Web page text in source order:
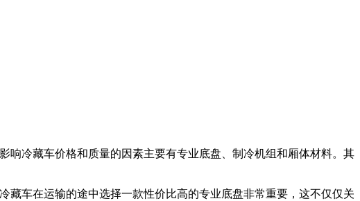
响冷藏车价格和质量的因素主要有专业底盘、制冷机组和厢体材料。其
藏车在运输的途中选择一款性价比高的专业底盘非常重要，这不仅仅关